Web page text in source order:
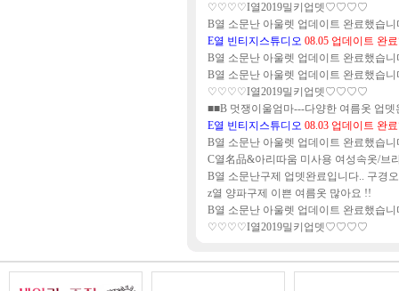
♡♡♡♡I열2019밀키업뎃♡♡♡♡
B열 소문난 아울렛 업데이트 완료했습니
E열 빈티지스튜디오 08.05 업데이트 완
B열 소문난 아울렛 업데이트 완료했습니
B열 소문난 아울렛 업데이트 완료했습니
♡♡♡♡I열2019밀키업뎃♡♡♡♡
■■B 멋쟁이울엄마---다양한 여름옷 업
E열 빈티지스튜디오 08.03 업데이트 완
B열 소문난 아울렛 업데이트 완료했습니
C열名品&아리따움 미사용 여성속옷/브
B열 소문난구제 업뎃완료입니다.. 구경
z열 양파구제 이쁜 여름옷 많아요 !!
B열 소문난 아울렛 업데이트 완료했습니
♡♡♡♡I열2019밀키업뎃♡♡♡♡